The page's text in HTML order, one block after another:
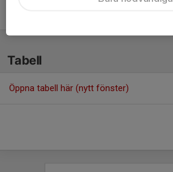
Tabell
Öppna tabell här (nytt fönster)